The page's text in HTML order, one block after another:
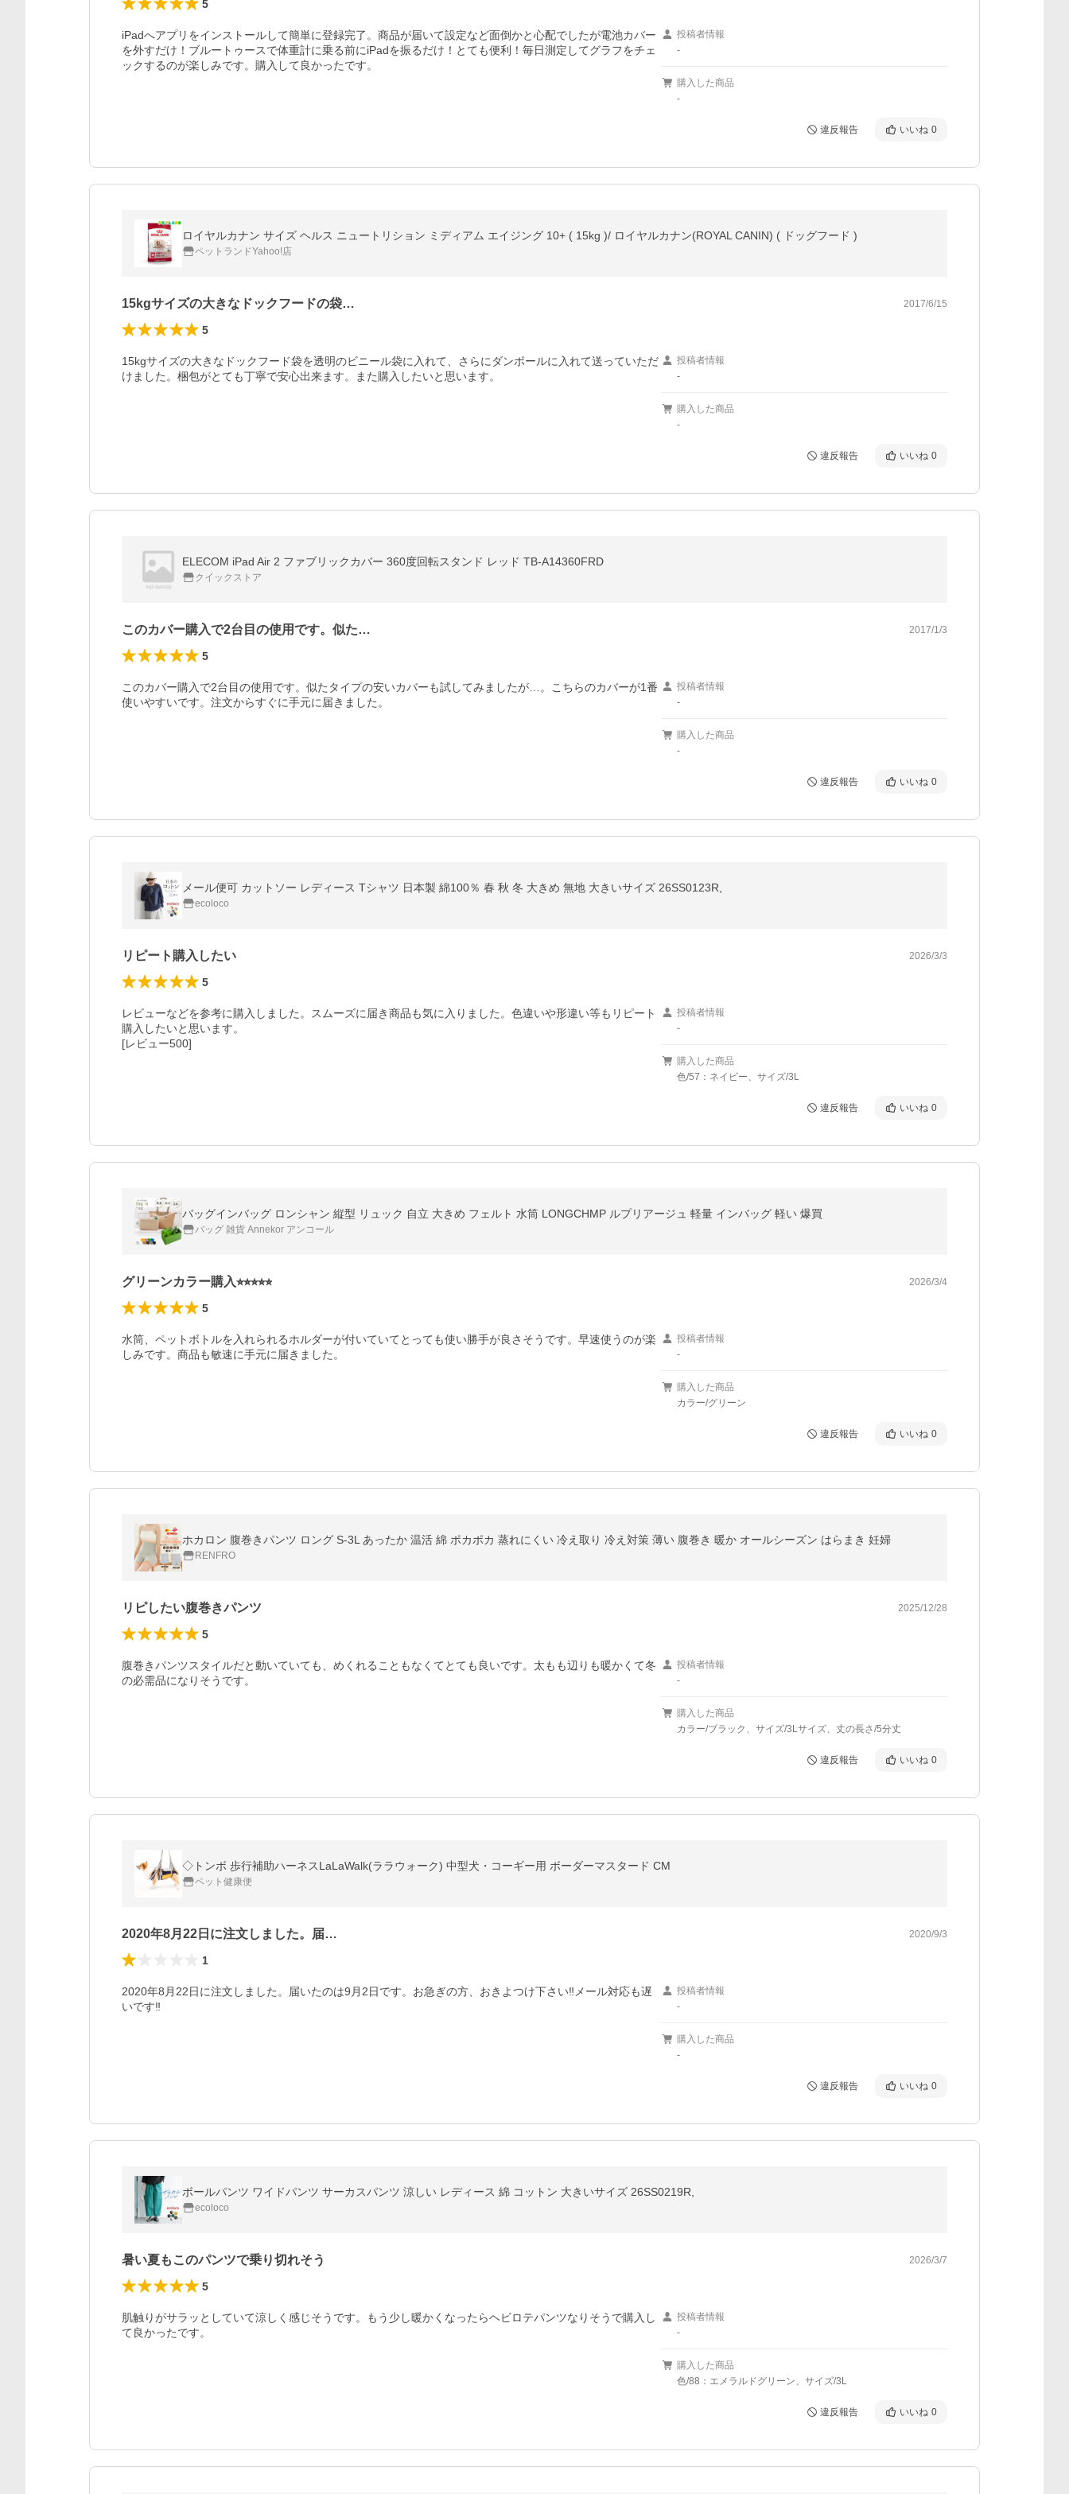
5
iPadへアプリをインストールして簡単に登録完了。商品が届いて設定など面倒かと心配でしたが電池カバー
を外すだけ！ブルートゥースで体重計に乗る前にiPadを振るだけ！とても便利！毎日測定してグラフをチェ
ックするのが楽しみです。購入して良かったです。
投稿者情報
-
購入した商品
-
違反報告 いいね 0
ロイヤルカナン サイズ ヘルス ニュートリション ミディアム エイジング 10+ ( 15kg )/ ロイヤルカナン(ROYAL CANIN) ( ドッグフード )
ペットランドYahoo!店
15kgサイズの大きなドックフードの袋… 2017/6/15
5
15kgサイズの大きなドックフード袋を透明のビニール袋に入れて、さらにダンボールに入れて送っていただ
けました。梱包がとても丁寧で安心出来ます。また購入したいと思います。
投稿者情報
-
購入した商品
-
違反報告 いいね 0
ELECOM iPad Air 2 ファブリックカバー 360度回転スタンド レッド TB-A14360FRD
クイックストア
このカバー購入で2台目の使用です。似た… 2017/1/3
5
このカバー購入で2台目の使用です。似たタイプの安いカバーも試してみましたが…。こちらのカバーが1番
使いやすいです。注文からすぐに手元に届きました。
投稿者情報
-
購入した商品
-
違反報告 いいね 0
メール便可 カットソー レディース Tシャツ 日本製 綿100％ 春 秋 冬 大きめ 無地 大きいサイズ 26SS0123R,
ecoloco
リピート購入したい 2026/3/3
5
レビューなどを参考に購入しました。スムーズに届き商品も気に入りました。色違いや形違い等もリピート
購入したいと思います。
[レビュー500]
投稿者情報
-
購入した商品
色/57：ネイビー、サイズ/3L
違反報告 いいね 0
バッグインバッグ ロンシャン 縦型 リュック 自立 大きめ フェルト 水筒 LONGCHMP ルプリアージュ 軽量 インバッグ 軽い 爆買
バッグ 雑貨 Annekor アンコール
グリーンカラー購入⭐︎⭐︎⭐︎⭐︎⭐︎ 2026/3/4
5
水筒、ペットボトルを入れられるホルダーが付いていてとっても使い勝手が良さそうです。早速使うのが楽
しみです。商品も敏速に手元に届きました。
投稿者情報
-
購入した商品
カラー/グリーン
違反報告 いいね 0
ホカロン 腹巻きパンツ ロング S-3L あったか 温活 綿 ポカポカ 蒸れにくい 冷え取り 冷え対策 薄い 腹巻き 暖か オールシーズン はらまき 妊婦
RENFRO
リピしたい腹巻きパンツ 2025/12/28
5
腹巻きパンツスタイルだと動いていても、めくれることもなくてとても良いです。太もも辺りも暖かくて冬
の必需品になりそうです。
投稿者情報
-
購入した商品
カラー/ブラック、サイズ/3Lサイズ、丈の長さ/5分丈
違反報告 いいね 0
◇トンボ 歩行補助ハーネスLaLaWalk(ララウォーク) 中型犬・コーギー用 ボーダーマスタード CM
ペット健康便
2020年8月22日に注文しました。届… 2020/9/3
1
2020年8月22日に注文しました。届いたのは9月2日です。お急ぎの方、おきよつけ下さい‼︎メール対応も遅
いです‼︎
投稿者情報
-
購入した商品
-
違反報告 いいね 0
ボールパンツ ワイドパンツ サーカスパンツ 涼しい レディース 綿 コットン 大きいサイズ 26SS0219R,
ecoloco
暑い夏もこのパンツで乗り切れそう 2026/3/7
5
肌触りがサラッとしていて涼しく感じそうです。もう少し暖かくなったらヘビロテパンツなりそうで購入し
て良かったです。
投稿者情報
-
購入した商品
色/88：エメラルドグリーン、サイズ/3L
違反報告 いいね 0